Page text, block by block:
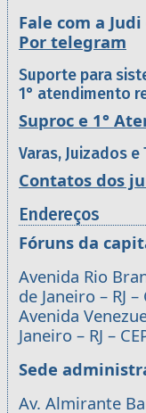
Fale com a
Por telegram
Suporte para
1° atendimento
Suproc e 1°
Varas, Juizados
Contatos dos
Endereços
Fóruns da
Avenida Rio
de Janeiro – RJ
Avenida
Janeiro – RJ –
Sede
Av. Almirante